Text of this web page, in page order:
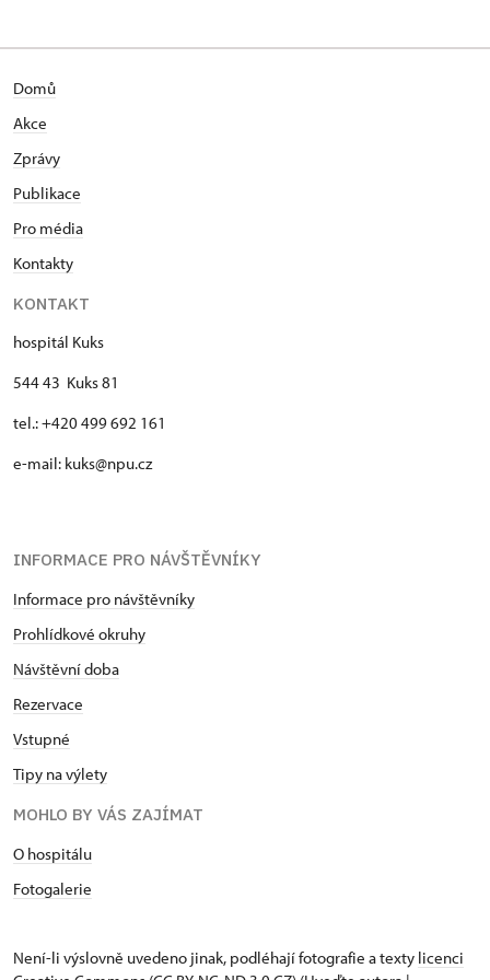
Domů
Akce
Zprávy
Publikace
Pro média
Kontakty
KONTAKT
hospitál Kuks
544 43 Kuks 81
tel.: +420 499 692 161
e-mail: kuks@npu.cz
INFORMACE PRO NÁVŠTĚVNÍKY
Informace pro návštěvníky
Prohlídkové okruhy
Návštěvní doba
Rezervace
Vstupné
Tipy na výlety
MOHLO BY VÁS ZAJÍMAT
O hospitálu
Fotogalerie
Není-li výslovně uvedeno jinak, podléhají fotografie a texty licenci